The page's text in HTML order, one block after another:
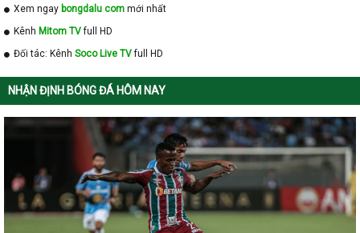
Xem ngay bongdalu com mới nhất
Kênh Mitom TVfull HD
Đối tác: Kênh Soco Live TVfull HD
NHẬN ĐỊNH BÓNG ĐÁ HÔM NAY